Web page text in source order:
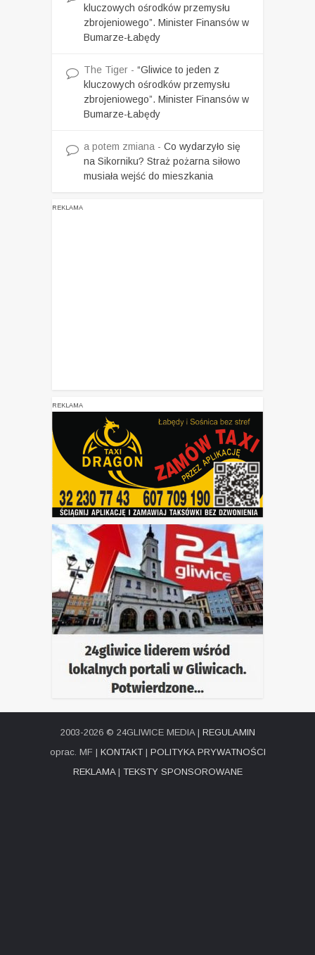
kluczowych ośrodków przemysłu
zbrojeniowego”. Minister Finansów w
Bumarze-Łabędy
The Tiger - “Gliwice to jeden z
kluczowych ośrodków przemysłu
zbrojeniowego”. Minister Finansów w
Bumarze-Łabędy
a potem zmiana - Co wydarzyło się
na Sikorniku? Straż pożarna siłowo
musiała wejść do mieszkania
REKLAMA
REKLAMA
2003-2026 © 24GLIWICE MEDIA | REGULAMIN
oprac. MF | KONTAKT| POLITYKA PRYWATNOŚCI
REKLAMA| TEKSTY SPONSOROWANE